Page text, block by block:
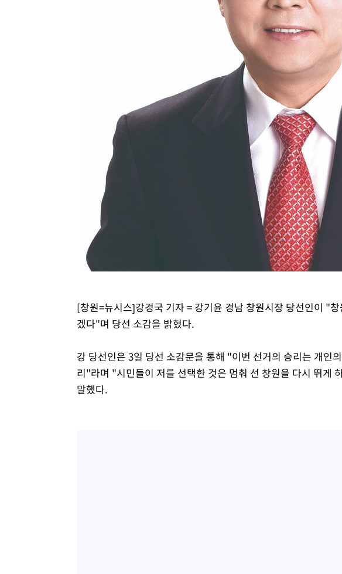
낮 최고 35도 '무더위'…동해안 시간당 30㎜ '강한 비'[내일날씨]
[속보]이강인 "감독님이 원하는 마음 느꼈고, 많은 트로피 원해 아
수도권 40도 육박 '펄펄'…동해안 일부 지역엔 호의주의보
온열질환 사망자 3명 늘어…누적 환자 3000명 돌파
강릉에 시간당 81.4㎜ 물폭탄…도로 잠기고 담벼락 붕괴
백운산서 80년근 천종산삼 9뿌리 발견…감정가 1.3억원
선재도서 해루질 나섰다 실종 60대, 닷새 만에 숨진 채 발견
남자 농구, 나고야 아시안게임서 '홈팀' 일본과 한일전
여수 오동도 해상서 모터보트 전복…1명 사망·1명 실종
극한폭염 한풀 꺾이지만…'낮 최고 35도' 무더위, 열대야 계속[다음주
축구협회 "압수수색·성접대 논란 사과…쇄신의 기회로 삼겠다"
[속보]'압수수색·성접대 논란' 축구협회 "실망과 걱정 안겨드려 죄송"
'최고 37도' 폭염 지속…강원동해안 최대 150㎜ 비
[속보]뉴욕증시 상승 마감…S&P 0.6% 나스닥 1.3%↑
[창원=뉴시스]강경국 기자 = 강기윤 경남 창원시장 당선인이 "
겠다"며 당선 소감을 밝혔다.
강 당선인은 3일 당선 소감문을 통해 "이번 선거의 승리는 개인
리"라며 "시민들이 저를 선택한 것은 멈춰 선 창원을 다시 뛰게
말했다.